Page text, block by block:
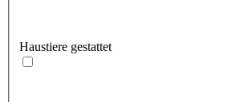
Haustiere gestattet